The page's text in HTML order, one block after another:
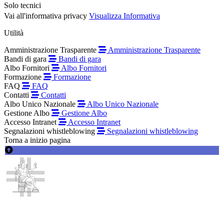
Solo tecnici
Vai all'informativa privacy Visualizza Informativa
Utilità
Amministrazione Trasparente
Amministrazione Trasparente
Bandi di gara
Bandi di gara
Albo Fornitori
Albo Fornitori
Formazione
Formazione
FAQ
FAQ
Contatti
Contatti
Albo Unico Nazionale
Albo Unico Nazionale
Gestione Albo
Gestione Albo
Accesso Intranet
Accesso Intranet
Segnalazioni whistleblowing
Segnalazioni whistleblowing
Torna a inizio pagina